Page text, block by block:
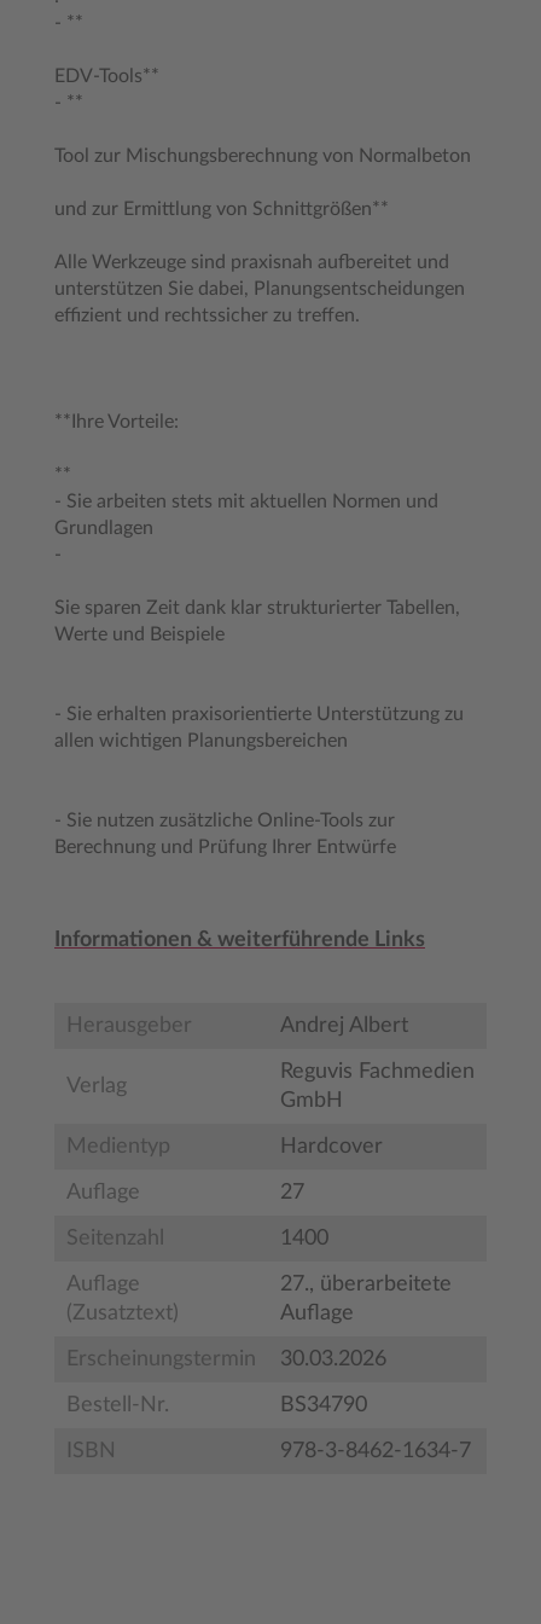
- **
EDV-Tools**
- **
Tool zur Mischungsberechnung von Normalbeton
und zur Ermittlung von Schnittgrößen**
Alle Werkzeuge sind praxisnah aufbereitet und
unterstützen Sie dabei, Planungsentscheidungen
effizient und rechtssicher zu treffen.
**Ihre Vorteile:
**
- Sie arbeiten stets mit aktuellen Normen und
Grundlagen
-
Sie sparen Zeit dank klar strukturierter Tabellen,
Werte und Beispiele
- Sie erhalten praxisorientierte Unterstützung zu
allen wichtigen Planungsbereichen
- Sie nutzen zusätzliche Online-Tools zur
Berechnung und Prüfung Ihrer Entwürfe
Informationen & weiterführende Links
Herausgeber Andrej Albert
Verlag
Reguvis Fachmedien
GmbH
Medientyp Hardcover
Auflage 27
Seitenzahl 1400
Auflage
(Zusatztext)
27., überarbeitete
Auflage
Erscheinungstermin 30.03.2026
Bestell-Nr. BS34790
ISBN 978-3-8462-1634-7